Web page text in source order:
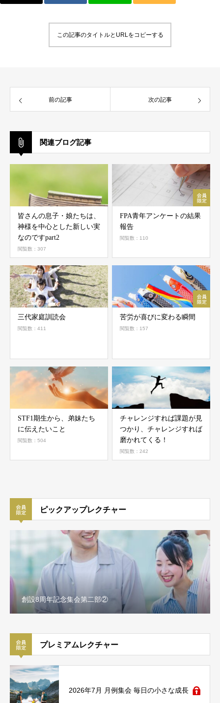
この記事のタイトルとURLをコピーする
前の記事 次の記事
関連ブログ記事
皆さんの息子・娘たちは、
神様を中心とした新しい実
なのですpart2
閲覧数：307
FPA青年アンケートの結果
報告
閲覧数：110
三代家庭訓読会
閲覧数：411
苦労が喜びに変わる瞬間
閲覧数：157
STF1期生から、弟妹たち
に伝えたいこと
閲覧数：504
チャレンジすれば課題が見
つかり、チャレンジすれば
磨かれてくる！
閲覧数：242
ピックアップレクチャー
祝福の本来の伝統とビジョン
プレミアムレクチャー
2026年7月 月例集会 毎日の小さな成長